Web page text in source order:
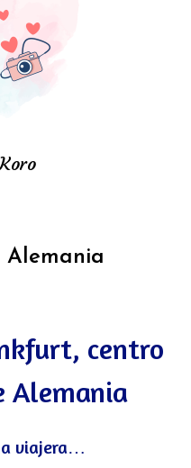
Alemania
centro
Alemania
viajera…